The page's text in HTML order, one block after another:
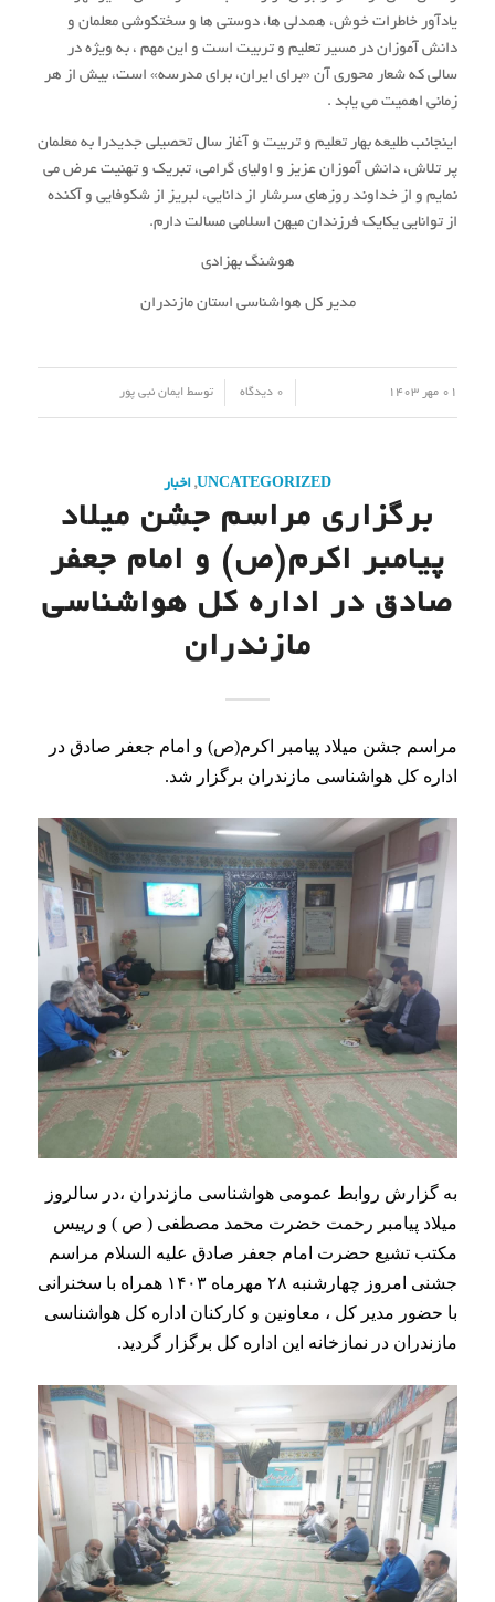
صادق در اداره کل هواشناسی
مازندران
مراسم جشن میلاد پیامبر اکرم(ص) و امام جعفر صادق در
اداره کل هواشناسی مازندران برگزار شد.
به گزارش روابط عمومی هواشناسی مازندران ،در سالروز
میلاد پیامبر رحمت حضرت محمد مصطفی ( ص ) و رییس
مازندران در نمازخانه این اداره کل برگزار گردید.
دراین مراسم حجت الاسلام والمسلمین رنجبر با اشاره به
برخی روایات در مورد فضائل رسول گرامی اسلام(ص)، به
اهمیت رسالت نبی مکرم اسلام پرداخت و همدلی و وحدت
را به عنوان عامل مهم و تعیین کننده در سرنوشت اسلام و
مسلمانان دانست.
وی درادامه ضمن بیان اخلاق نیکو پیامبر
اکرم ، افزود: اخلاق و گشاده رویی عمر را طولانی می کند،
ارتقا داده و مشکلات پیش رو مرتفع می کند.
30 شهریور 1403 / 0 دیدگاه / ایمان نبی پور
UNCATEGORIZED
,اخبار